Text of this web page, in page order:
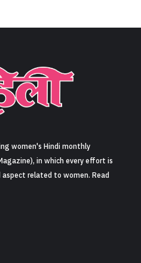
women's Hindi monthly
in which every effort is
related to women. Read